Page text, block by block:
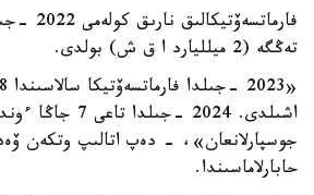
تەڭگە (2 ميلليارد ا ق ش) بولدى.
اشىلدى. 2024 -جىلدا
جوسپارلانعان»، - دەپ اتالىپ وتكەن
حابارلاماسىندا.